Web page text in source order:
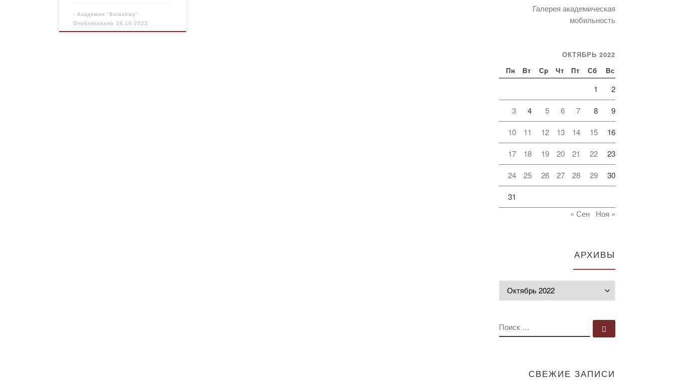
-Академия "Bolashaq"
Опубликовано 18.10.2022
Галерея академическая
мобильность
ОКТЯБРЬ 2022
Пн Вт Ср Чт Пт Сб Вс
1 2
3 4 5 6 7 8 9
10 11 12 13 14 15 16
17 18 19 20 21 22 23
24 25 26 27 28 29 30
31
« Сен
Ноя »
АРХИВЫ
ПОИСК
СВЕЖИЕ ЗАПИСИ